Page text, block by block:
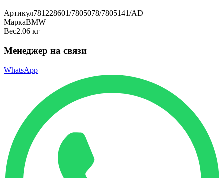
Артикул781228601/7805078/7805141/AD
МаркаBMW
Вес2.06 кг
Менеджер на связи
WhatsApp